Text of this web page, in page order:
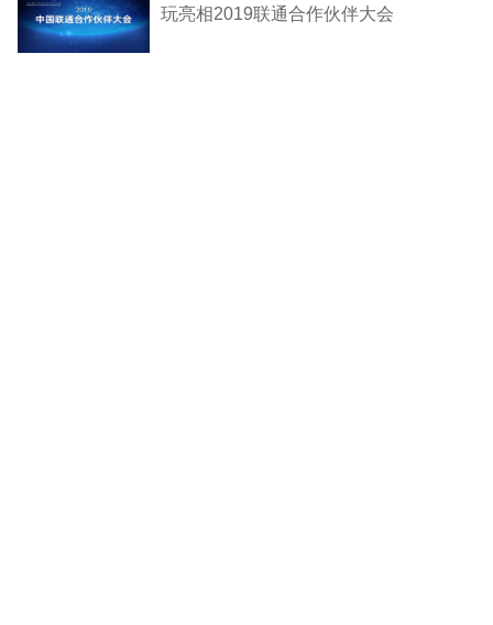
玩亮相2019联通合作伙伴大会